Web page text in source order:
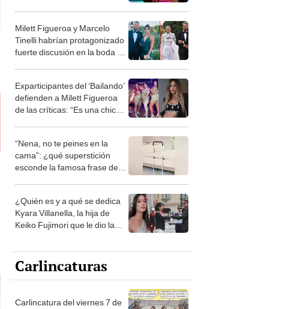
Milett Figueroa y Marcelo
Tinelli habrían protagonizado
fuerte discusión en la boda de
Exparticipantes del ‘Bailando’
defienden a Milett Figueroa
de las críticas: “Es una chica
“Nena, no te peines en la
cama”: ¿qué superstición
esconde la famosa frase de
¿Quién es y a qué se dedica
Kyara Villanella, la hija de
Keiko Fujimori que le dio la
Carlincaturas
Carlincatura del viernes 7 de